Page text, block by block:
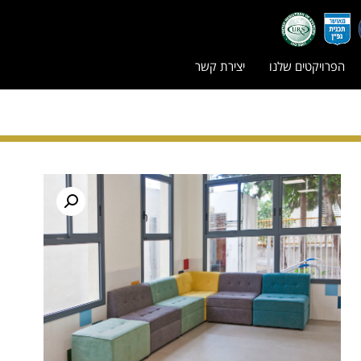
הפרויקטים שלנו יצירת קשר